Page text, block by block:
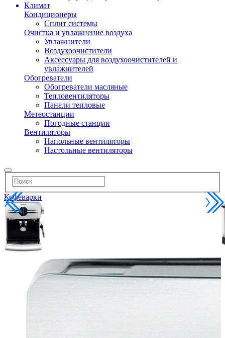
Климат
Кондиционеры
Сплит системы
Очистка и увлажнение воздуха
Увлажнители
Воздухоочистители
Аксессуары для воздухоочистителей и
увлажнителей
Обогреватели
Обогреватели масляные
Тепловентиляторы
Панели тепловые
Метеостанции
Погодные станции
Вентиляторы
Напольные вентиляторы
Настольные вентиляторы
Кофеварки